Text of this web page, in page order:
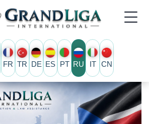
FR TR DE ES PT RU IT CN